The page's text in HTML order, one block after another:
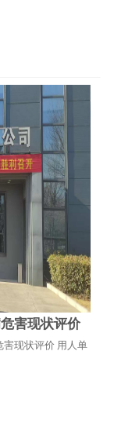
害现状评价
害现状评价 用人单